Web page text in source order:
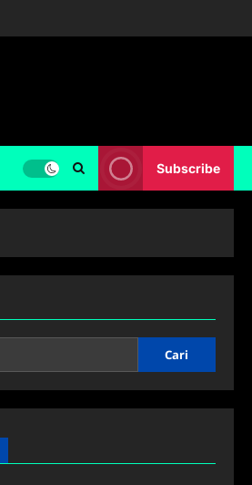
Subscribe
Cari